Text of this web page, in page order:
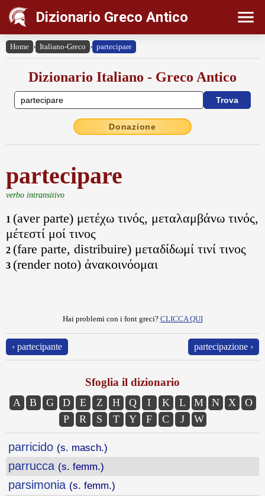
Dizionario Greco Antico
Home › Italiano-Greco › partecipare
Dizionario Italiano - Greco Antico
Donazione
partecipare
verbo intransitivo
1 (aver parte) μετέχω τινός, μεταλαμβάνω τινός,
μέτεστί μοί τινος
2 (fare parte, distribuire) μεταδίδωμί τινί τινος
3 (render noto) ἀνακοινόομαι
Hai problemi con i font greci? CLICCA QUI
‹ partecipante partecipazione ›
Sfoglia il dizionario
A B G D E Z H Q I K L M N X
O
P
R S T Y F C J W
parricido (s. masch.)
parrucca (s. femm.)
parsimonia (s. femm.)